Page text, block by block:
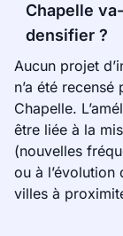
Chapelle
densifier ?
Aucun projet
n’a été
Chapelle.
être liée à la
(nouvelles
ou à l’évolution
villes à